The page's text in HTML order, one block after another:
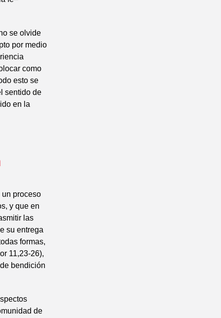
se olvide
por medio
como
esto se
sentido de
en la
un proceso
y que en
las
su entrega
formas,
11,23-26),
bendición
de